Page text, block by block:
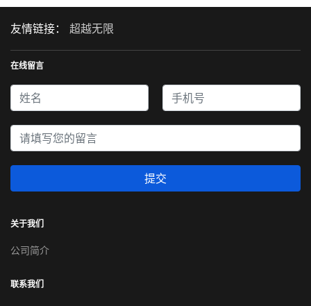
友情链接： 超越无限
在线留言
提交
关于我们
公司简介
联系我们